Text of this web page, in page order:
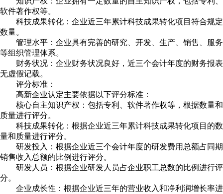
软件著作权等。
科技成果转化：企业近三年累计科技成果转化项目符合规定
数量。
管理水平：企业具有完善的研究、开发、生产、销售、服务
等组织管理体系。
财务状况：企业财务状况良好，近三个会计年度的财务报表
无虚假记载。
评分标准：
高新企业认定主要依据以下评分标准：
核心自主知识产权：包括专利、软件著作权等，根据数量和
质量进行评分。
科技成果转化：根据企业近三年累计科技成果转化项目的数
量和质量进行评分。
研发投入：根据企业近三个会计年度的研发费用总额占同期
销售收入总额的比例进行评分。
研发人员：根据企业研发人员占企业职工总数的比例进行评
分。
企业成长性：根据企业近三年的营业收入和净利润增长率进